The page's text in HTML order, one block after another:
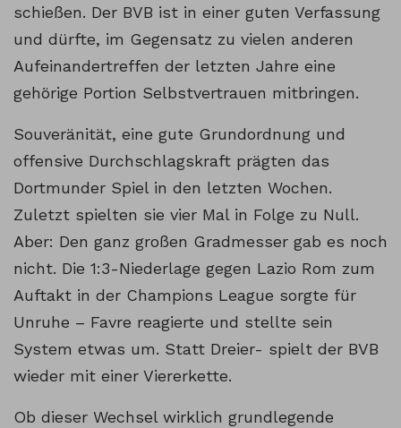
schießen. Der BVB ist in einer guten Verfassung
und dürfte, im Gegensatz zu vielen anderen
Aufeinandertreffen der letzten Jahre eine
gehörige Portion Selbstvertrauen mitbringen.
Souveränität, eine gute Grundordnung und
offensive Durchschlagskraft prägten das
Dortmunder Spiel in den letzten Wochen.
Zuletzt spielten sie vier Mal in Folge zu Null.
Aber: Den ganz großen Gradmesser gab es noch
nicht. Die 1:3-Niederlage gegen Lazio Rom zum
Auftakt in der Champions League sorgte für
Unruhe – Favre reagierte und stellte sein
System etwas um. Statt Dreier- spielt der BVB
wieder mit einer Viererkette.
Ob dieser Wechsel wirklich grundlegende